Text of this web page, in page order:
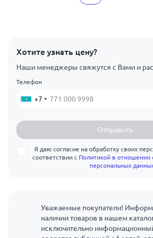
Хотите узнать цену?
Наши менеджеры свяжутся с Вами и
Телефон
+7
Отправить
Я даю согласие на обработку своих
соответствии с Политикой в отношении
персональных
Уважаемые покупатели!
наличии товаров в нашем
исключительно